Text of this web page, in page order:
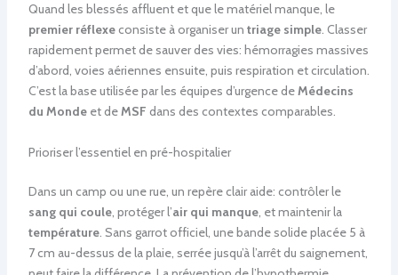
Quand les blessés affluent et que le matériel manque, le
premier réflexeconsiste à organiser un triage simple. Classer
rapidement permet de sauver des vies: hémorragies massives
d’abord, voies aériennes ensuite, puis respiration et circulation.
C’est la base utilisée par les équipes d’urgence deMédecins
du Mondeet deMSF dans des contextes comparables.
Prioriser l’essentiel en pré-hospitalier
Dans un camp ou une rue, un repère clair aide: contrôler le
sang qui coule, protéger l’air qui manque, et maintenir la
température. Sans garrot officiel, une bande solide placée 5 à
7 cm au-dessus de la plaie, serrée jusqu’à l’arrêt du saignement,